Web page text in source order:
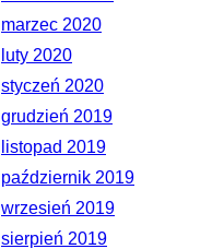
marzec 2020
luty 2020
styczeń 2020
grudzień 2019
listopad 2019
październik 2019
wrzesień 2019
sierpień 2019